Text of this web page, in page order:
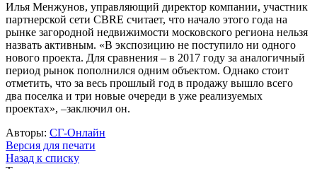
Илья Менжунов, управляющий директор компании, участник
партнерской сети CBRE считает, что начало этого года на
рынке загородной недвижимости московского региона нельзя
назвать активным. «В экспозицию не поступило ни одного
нового проекта. Для сравнения – в 2017 году за аналогичный
период рынок пополнился одним объектом. Однако стоит
отметить, что за весь прошлый год в продажу вышло всего
два поселка и три новые очереди в уже реализуемых
проектах», –заключил он.
Авторы: СГ-Онлайн
Версия для печати
Назад к списку